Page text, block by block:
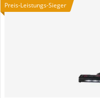
Preis-Leistungs-Sieger